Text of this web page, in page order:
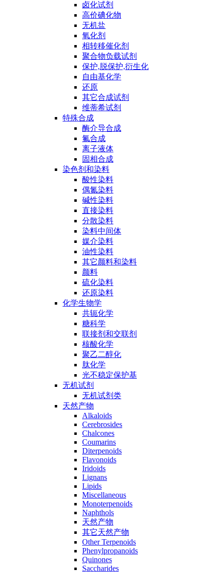
卤化试剂
高价碘化物
无机盐
氧化剂
相转移催化剂
聚合物负载试剂
保护,脱保护,衍生化
自由基化学
还原
其它合成试剂
维蒂希试剂
特殊合成
酶介导合成
氟合成
离子液体
固相合成
染色剂和染料
酸性染料
偶氮染料
碱性染料
直接染料
分散染料
染料中间体
媒介染料
油性染料
其它颜料和染料
颜料
硫化染料
还原染料
化学生物学
共轭化学
糖科学
联接剂和交联剂
核酸化学
聚乙二醇化
肽化学
光不稳定保护基
无机试剂
无机试剂类
天然产物
Alkaloids
Cerebrosides
Chalcones
Coumarins
Diterpenoids
Flavonoids
Iridoids
Lignans
Lipids
Miscellaneous
Monoterpenoids
Naphthols
天然产物
其它天然产物
Other Terpenoids
Phenylpropanoids
Quinones
Saccharides